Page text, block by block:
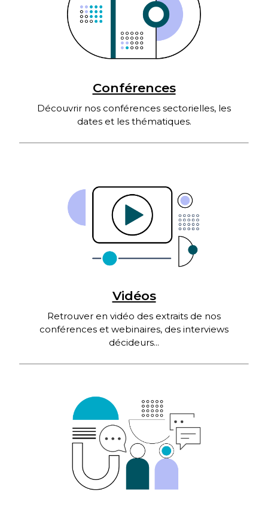
Conférences
Découvrir nos conférences sectorielles, les
dates et les thématiques.
Vidéos
Retrouver en vidéo des extraits de nos
conférences et webinaires, des interviews
décideurs...